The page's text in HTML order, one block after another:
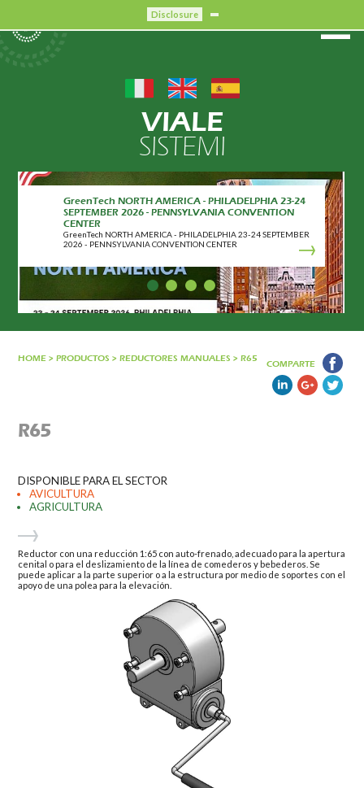
Disclosure
VIALE
SISTEMI
GreenTech NORTH AMERICA - PHILADELPHIA 23-24
SEPTEMBER 2026 - PENNSYLVANIA CONVENTION
CENTER
GreenTech NORTH AMERICA - PHILADELPHIA 23-24 SEPTEMBER
2026 - PENNSYLVANIA CONVENTION CENTER
HOME > PRODUCTOS > REDUCTORES MANUALES > R65
COMPARTE
R65
DISPONIBLE PARA EL SECTOR
AVICULTURA
AGRICULTURA
Reductor con una reducción 1:65 con auto-frenado, adecuado para la apertura
cenital o para el deslizamiento de la línea de comederos y bebederos. Se
puede aplicar a la parte superior o a la estructura por medio de soportes con el
apoyo de una polea para la elevación.